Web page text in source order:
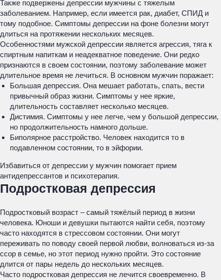
Также подвержены депрессии мужчины с тяжелым
заболеванием. Например, если имеется рак, диабет, СПИД и
тому подобное. Симптомы депрессии на фоне болезни могут
длиться на протяжении нескольких месяцев.
Особенностями мужской депрессии является агрессия, тяга к
спиртным напиткам и неадекватное поведение. Они редко
признаются в своем состоянии, поэтому заболевание может
длительное время не лечиться. В основном мужчин поражает:
Большая депрессия. Она мешает работать, спать, вести
привычный образ жизни. Симптомы у нее яркие,
длительность составляет несколько месяцев.
Дистимия. Симптомы у нее легче, чем у большой депрессии,
но продолжительность намного дольше.
Биполярное расстройство. Человек находится то в
подавленном состоянии, то в эйфории.
Избавиться от депрессии у мужчин помогает прием
антидепрессантов и психотерапия.
Подростковая депрессия
Подростковый возраст – самый тяжёлый период в жизни
человека. Юноши и девушки пытаются найти себя, поэтому
часто находятся в стрессовом состоянии. Они могут
переживать по поводу своей первой любви, волноваться из-за
ссор в семье, но этот период нужно пройти. Это состояние
длится от пары недель до нескольких месяцев.
Часто подростковая депрессия не лечится своевременно. В